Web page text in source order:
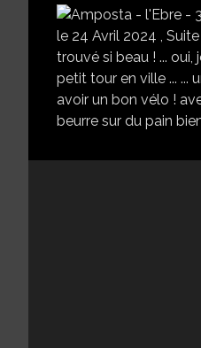
le 24 Avril 2024 ,
trouvé si beau ! ...
petit tour en ville ... ...
avoir un bon vélo !
beurre sur du pain